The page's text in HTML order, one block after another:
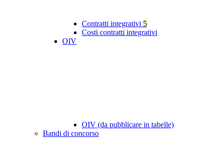
Contratti integrativi 5
Costi contratti integrativi
OIV
OIV (da pubblicare in tabelle)
Bandi di concorso